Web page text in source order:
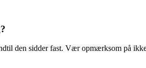
den sidder fast. Vær opmærksom på